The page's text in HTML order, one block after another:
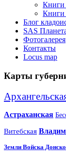
Книги
Книги
Блог
SAS
Фотогалерея
Контакты
Locus map
Карты
Астраханская
Витебская
Земли Войска